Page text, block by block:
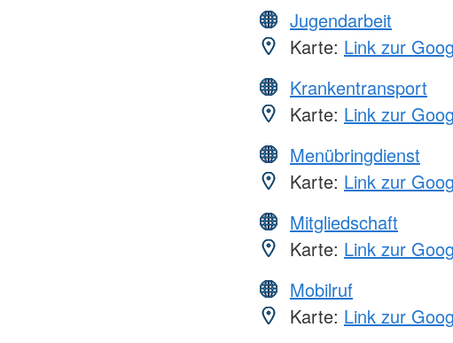
Jugendarbeit
Karte: Link zur
Krankentransport
Karte: Link zur
Menübringdienst
Karte: Link zur
Mitgliedschaft
Karte: Link zur
Mobilruf
Karte: Link zur